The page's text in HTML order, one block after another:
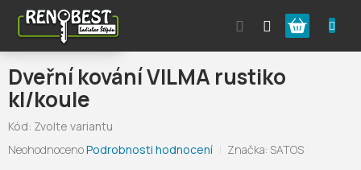
obsah
Nákupní
košík
Dveřní kování VILMA rustiko
kl/koule
Kód: Zvolte variantu
Průměrné
NeohodnocenoPodrobnosti hodnocení Značka: SATOS